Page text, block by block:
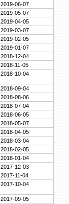
2019-06-07
2019-05-07
2019-04-05
2019-03-07
2019-02-05
2019-01-07
2018-12-04
2018-11-05
2018-10-04
2018-09-04
2018-08-06
2018-07-04
2018-06-05
2018-05-07
2018-04-05
2018-03-04
2018-02-05
2018-01-04
2017-12-03
2017-11-04
2017-10-04
2017-09-05